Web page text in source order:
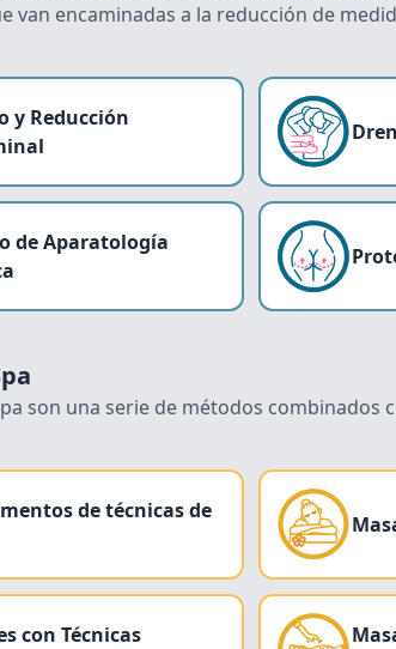
van encaminadas a la reducción de
y Reducción
de Aparatología
son una serie de métodos
de técnicas de
con Técnicas